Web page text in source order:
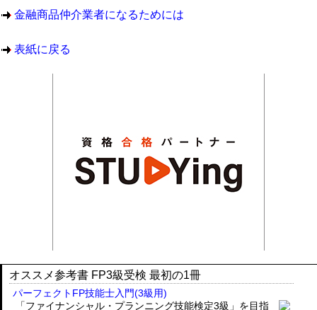
金融商品仲介業者になるためには
表紙に戻る
オススメ参考書 FP3級受検 最初の1冊
パーフェクトFP技能士入門(3級用)
「ファイナンシャル・プランニング技能検定3級」を目指